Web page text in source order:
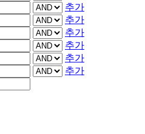
추가
추가
추가
추가
추가
추가